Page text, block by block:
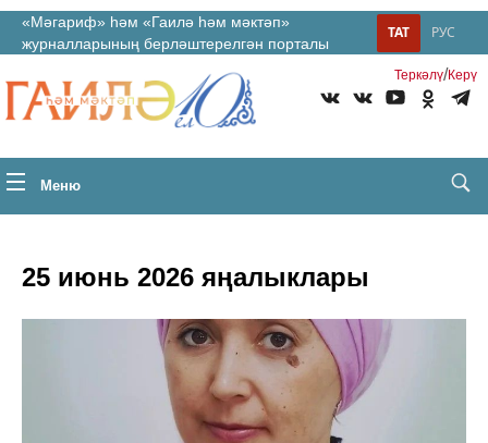
«Мәгариф» һәм «Гаилә һәм мәктәп»
журналларының берләштерелгән порталы
РУС
ТАТ
Теркəлү/Керү
Меню
25 июнь 2026 яңалыклары